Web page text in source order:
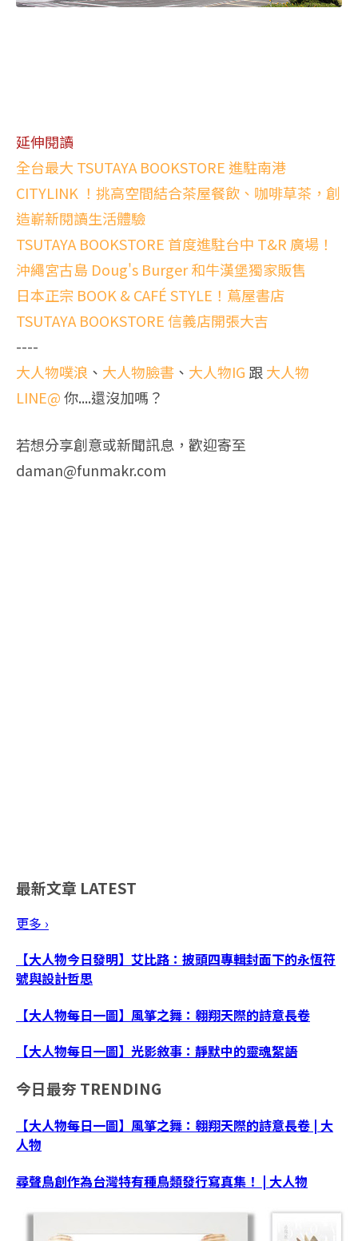
延伸閱讀
全台最大 TSUTAYA BOOKSTORE 進駐南港
CITYLINK ！挑高空間結合茶屋餐飲、咖啡草茶，創
造嶄新閱讀生活體驗
TSUTAYA BOOKSTORE 首度進駐台中 T&R 廣場！
沖繩宮古島 Doug's Burger 和牛漢堡獨家販售
日本正宗 BOOK & CAFÉ STYLE！蔦屋書店
TSUTAYA BOOKSTORE 信義店開張大吉
----
大人物噗浪 、 大人物臉書 、 大人物IG 跟大人物
LINE@你....還沒加嗎？
若想分享創意或新聞訊息，歡迎寄至
daman@funmakr.com
最新文章 LATEST
更多 ›
【大人物今日發明】艾比路：披頭四專輯封面下的永恆符
號與設計哲思
【大人物每日一圖】風箏之舞：翱翔天際的詩意長卷
【大人物每日一圖】光影敘事：靜默中的靈魂絮語
今日最夯 TRENDING
【大人物每日一圖】風箏之舞：翱翔天際的詩意長卷 | 大
人物
尋聲鳥創作為台灣特有種鳥類發行寫真集！ | 大人物